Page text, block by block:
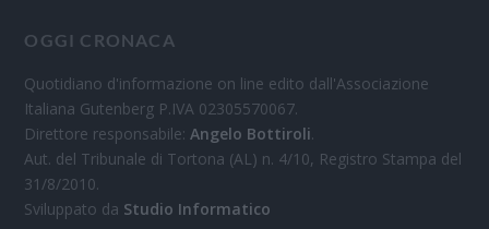
OGGI CRONACA
Quotidiano d'informazione on line edito dall'Associazione
Italiana Gutenberg P.IVA 02305570067.
Direttore responsabile:Angelo Bottiroli.
Aut. del Tribunale di Tortona (AL) n. 4/10, Registro Stampa del
31/8/2010.
Sviluppato da Studio Informatico